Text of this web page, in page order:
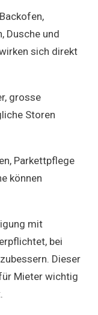
Dusche und
sich direkt
grosse
Storen
Parkettpflege
können
mit
bei
Dieser
Mieter wichtig